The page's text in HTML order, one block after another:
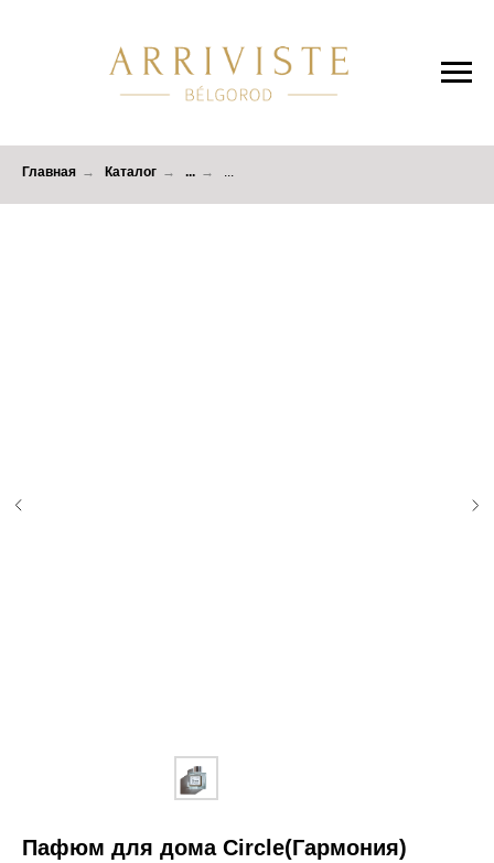
Главная → Каталог → ... →
Пафюм для дома Circle(Гармония)